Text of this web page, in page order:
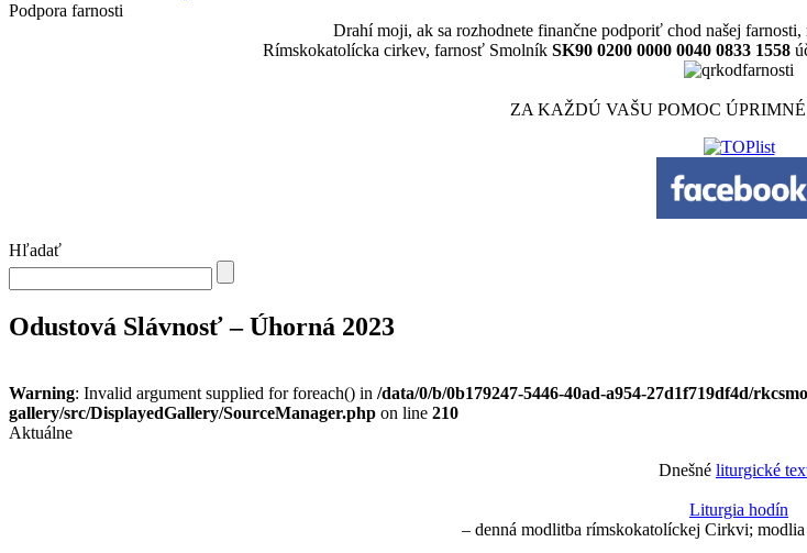
Podpora farnosti
Drahí moji, ak sa rozhodnete finančne podporiť chod našej
Rímskokatolícka cirkev, farnosť Smolník SK90 0200 0000 0040 0833 1558
ZA KAŽDÚ VAŠU POMOC
Hľadať
Odustová Slávnosť – Úhorná 2023
Warning: Invalid argument supplied for foreach() in /data/0/b/0b179247-5446-40ad-a954-27d1f719df4d/
gallery/src/DisplayedGallery/SourceManager.php on line 210
Aktuálne
Dnešné liturgické
Liturgia hodín
– denná modlitba rímskokatolíckej Cirkvi;